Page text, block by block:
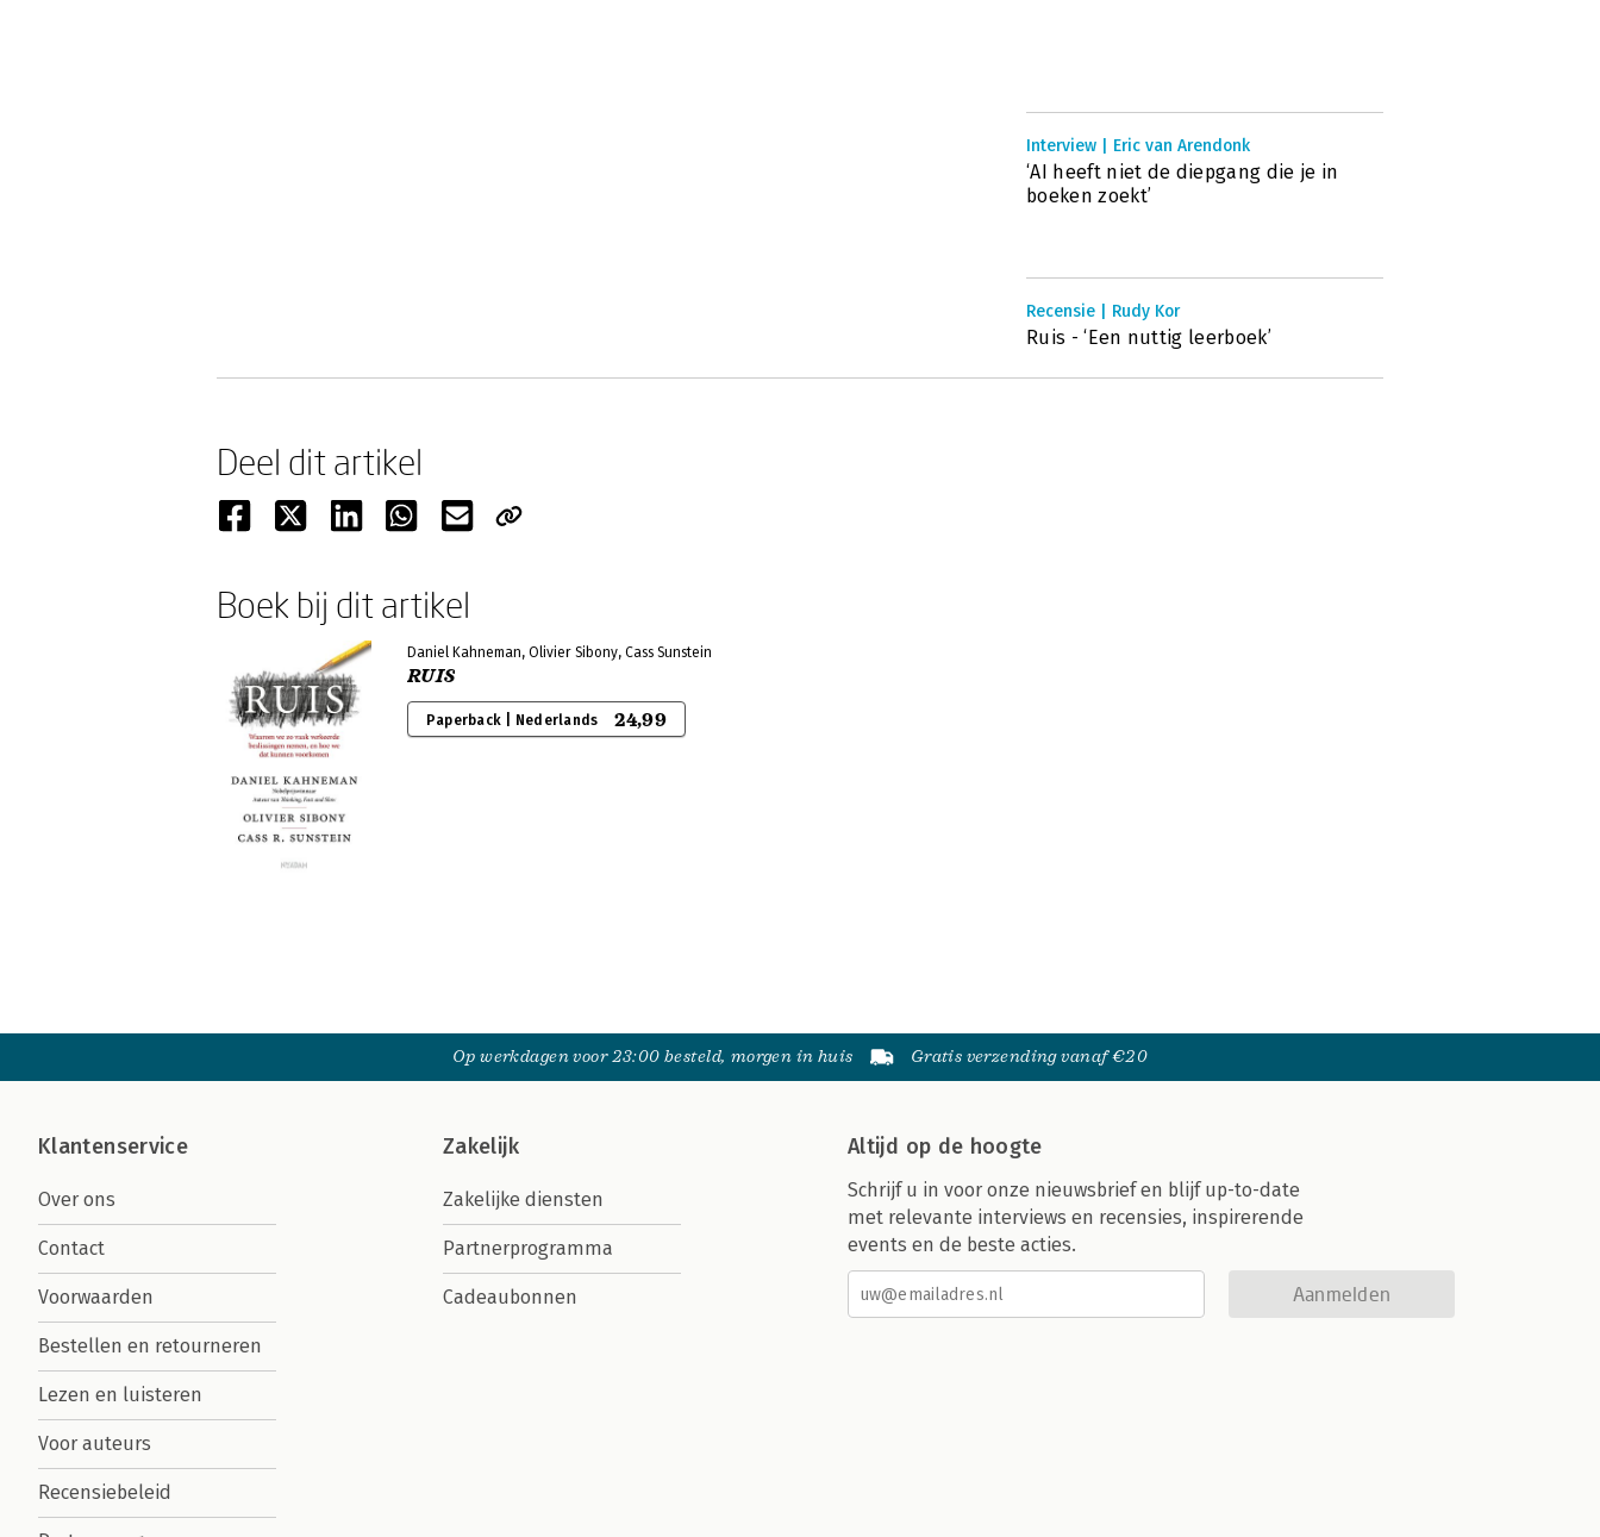
Interview | Eric van Arendonk
‘AI heeft niet de diepgang die je in
boeken zoekt’
Recensie | Rudy Kor
Ruis - ‘Een nuttig leerboek’
Deel dit artikel
Boek bij dit artikel
Daniel Kahneman, Olivier Sibony, Cass Sunstein
RUIS
Paperback | Nederlands 24,99
Op werkdagen voor 23:00 besteld, morgen in huis Gratis verzending vanaf €20
Klantenservice
Over ons
Contact
Voorwaarden
Bestellen en retourneren
Lezen en luisteren
Voor auteurs
Recensiebeleid
Zakelijk
Zakelijke diensten
Partnerprogramma
Cadeaubonnen
Altijd op de hoogte
Schrijf u in voor onze nieuwsbrief en blijf up-to-date
met relevante interviews en recensies, inspirerende
events en de beste acties.
Aanmelden